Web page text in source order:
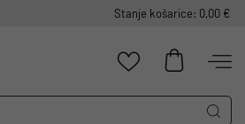
Stanje košarice: 0,00 €